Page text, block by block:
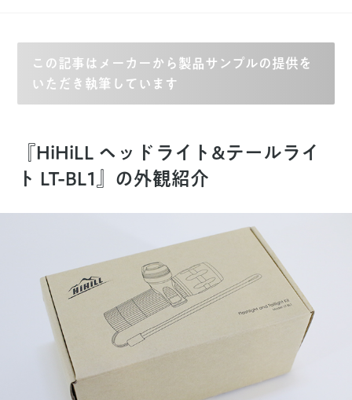
この記事はメーカーから製品サンプルの提供を
いただき執筆しています
『HiHiLL ヘッドライト&テールライ
ト LT-BL1』の外観紹介